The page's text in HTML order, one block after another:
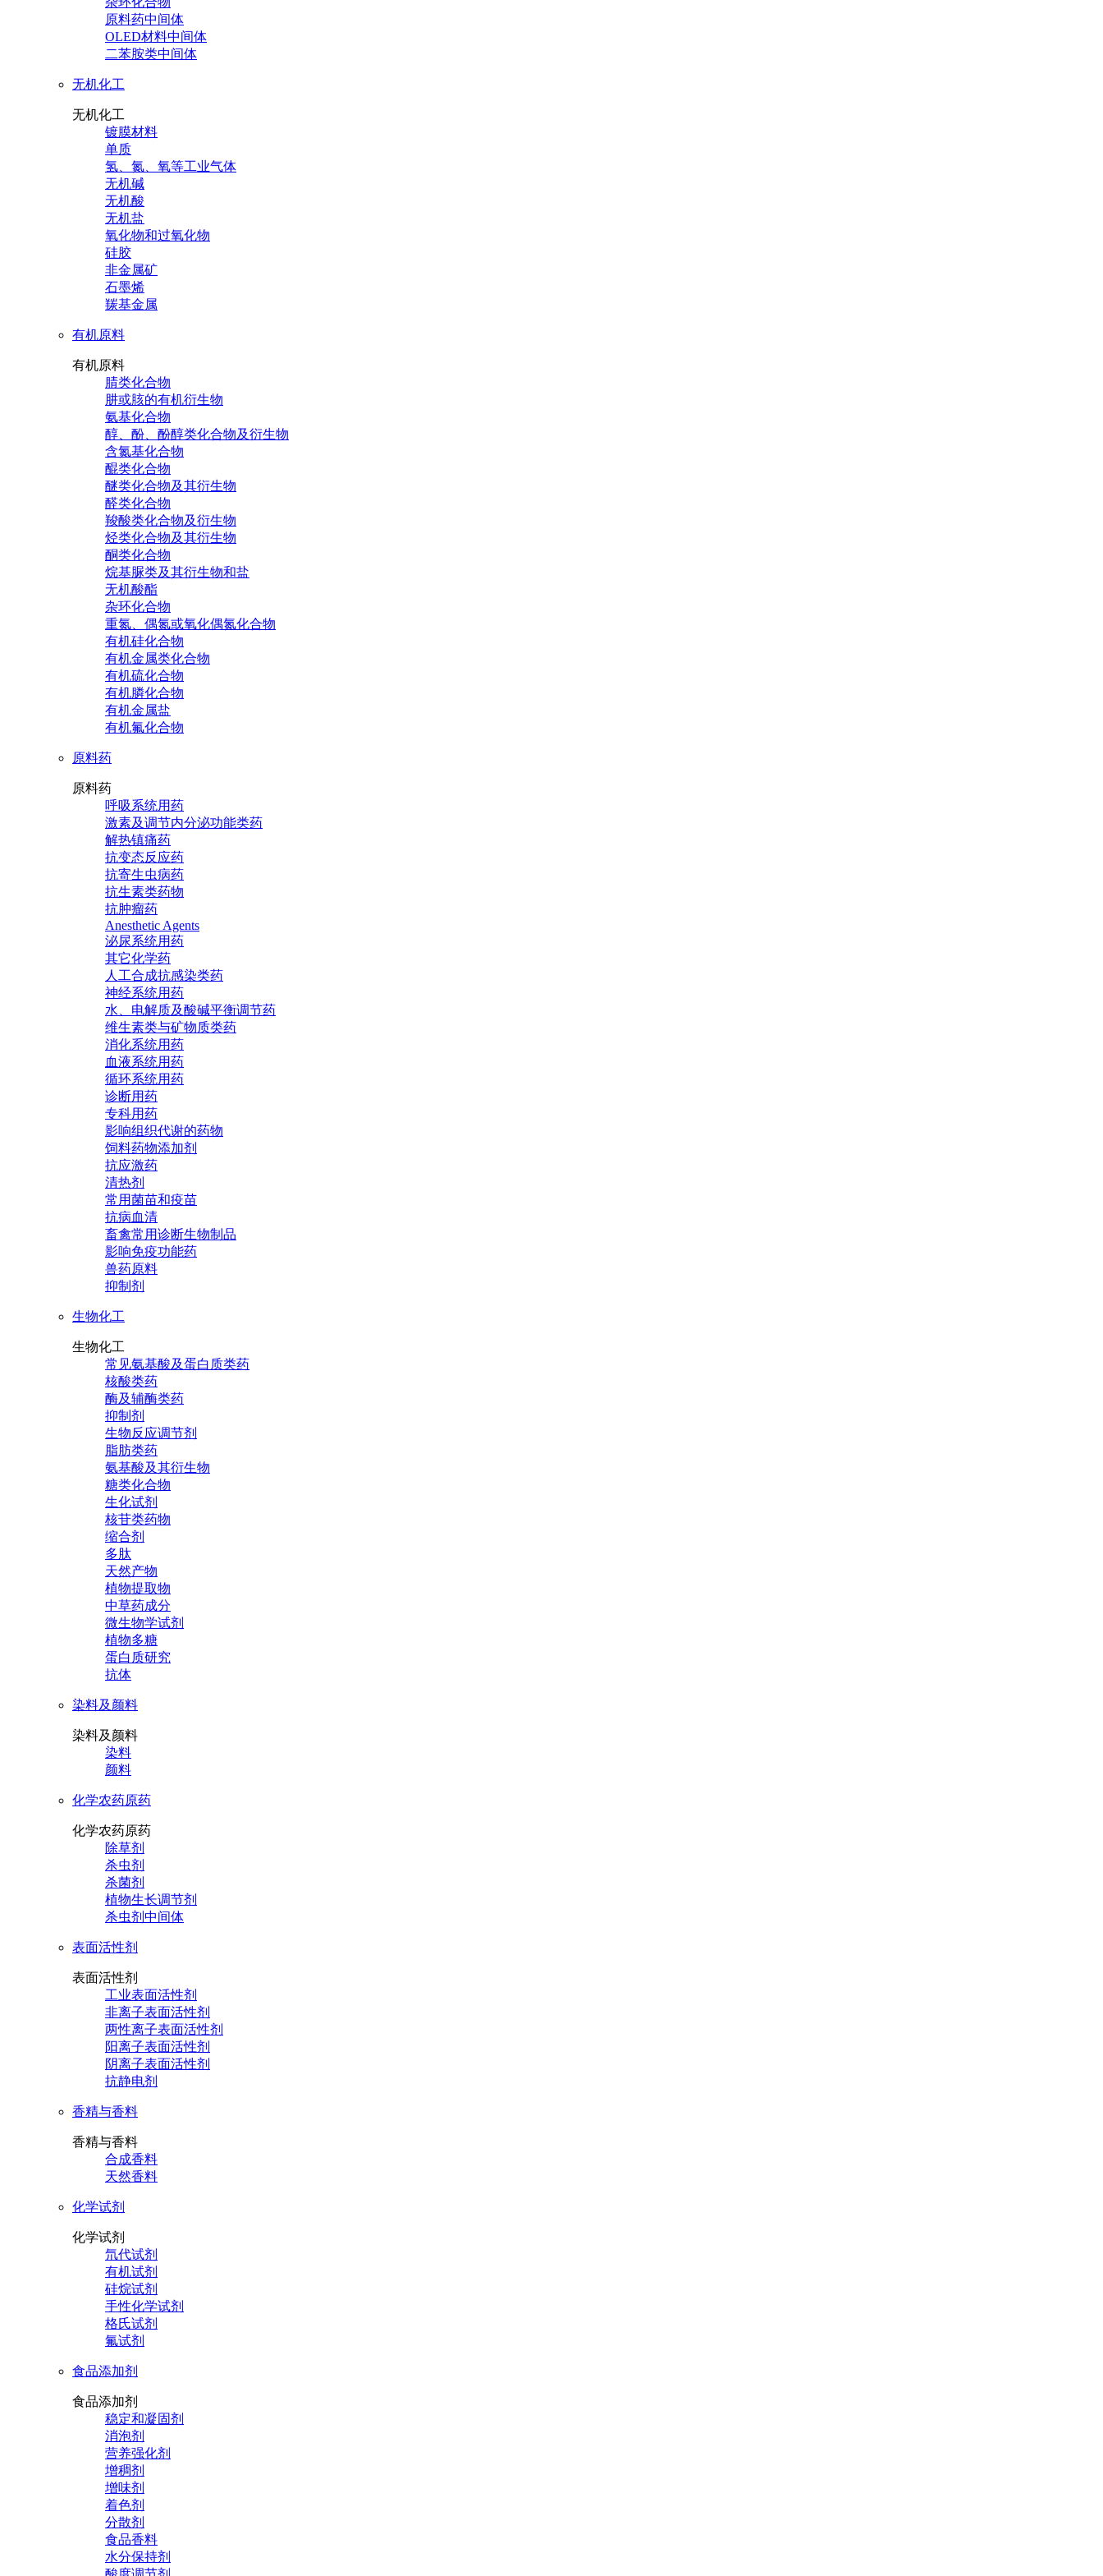
原料药中间体
OLED材料中间体
二苯胺类中间体
无机化工
无机化工
镀膜材料
单质
氢、氮、氧等工业气体
无机碱
无机酸
无机盐
氧化物和过氧化物
硅胶
非金属矿
石墨烯
羰基金属
有机原料
有机原料
腈类化合物
肼或胲的有机衍生物
氨基化合物
醇、酚、酚醇类化合物及衍生物
含氮基化合物
醌类化合物
醚类化合物及其衍生物
醛类化合物
羧酸类化合物及衍生物
烃类化合物及其衍生物
酮类化合物
烷基脲类及其衍生物和盐
无机酸酯
杂环化合物
重氮、偶氮或氧化偶氮化合物
有机硅化合物
有机金属类化合物
有机硫化合物
有机膦化合物
有机金属盐
有机氟化合物
原料药
原料药
呼吸系统用药
激素及调节内分泌功能类药
解热镇痛药
抗变态反应药
抗寄生虫病药
抗生素类药物
抗肿瘤药
Anesthetic Agents
泌尿系统用药
其它化学药
人工合成抗感染类药
神经系统用药
水、电解质及酸碱平衡调节药
维生素类与矿物质类药
消化系统用药
血液系统用药
循环系统用药
诊断用药
专科用药
影响组织代谢的药物
饲料药物添加剂
抗应激药
清热剂
常用菌苗和疫苗
抗病血清
畜禽常用诊断生物制品
影响免疫功能药
兽药原料
抑制剂
生物化工
生物化工
常见氨基酸及蛋白质类药
核酸类药
酶及辅酶类药
抑制剂
生物反应调节剂
脂肪类药
氨基酸及其衍生物
糖类化合物
生化试剂
核苷类药物
缩合剂
多肽
天然产物
植物提取物
中草药成分
微生物学试剂
植物多糖
蛋白质研究
抗体
染料及颜料
染料及颜料
染料
颜料
化学农药原药
化学农药原药
除草剂
杀虫剂
杀菌剂
植物生长调节剂
杀虫剂中间体
表面活性剂
表面活性剂
工业表面活性剂
非离子表面活性剂
两性离子表面活性剂
阳离子表面活性剂
阴离子表面活性剂
抗静电剂
香精与香料
香精与香料
合成香料
天然香料
化学试剂
化学试剂
氘代试剂
有机试剂
硅烷试剂
手性化学试剂
格氏试剂
氟试剂
食品添加剂
食品添加剂
稳定和凝固剂
消泡剂
营养强化剂
增稠剂
增味剂
着色剂
分散剂
食品香料
水分保持剂